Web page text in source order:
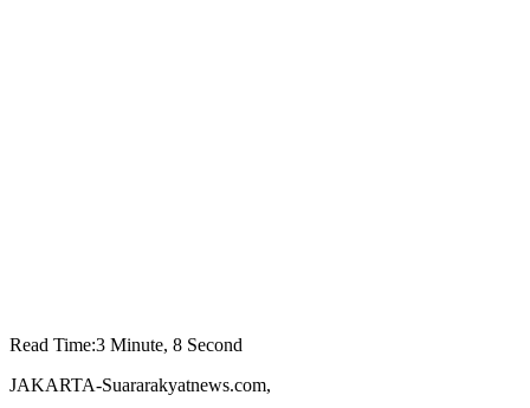
Read Time:3 Minute, 8 Second
JAKARTA-Suararakyatnews.com,